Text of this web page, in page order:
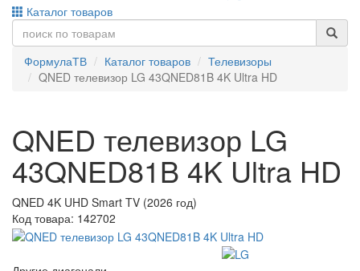
Каталог товаров
ФормулаТВ Каталог товаров
Телевизоры
QNED телевизор LG 43QNED81B 4K Ultra HD
QNED телевизор LG
43QNED81B 4K Ultra HD
QNED 4K UHD Smart TV (2026 год)
Код товара: 142702